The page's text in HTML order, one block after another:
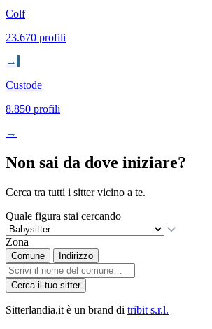
Colf
23.670 profili
→
Custode
8.850 profili
→
Non sai da dove iniziare?
Cerca tra tutti i sitter vicino a te.
Quale figura stai cercando
Zona
Comune Indirizzo
Cerca il tuo sitter
Sitterlandia.it è un brand di tribit s.r.l.